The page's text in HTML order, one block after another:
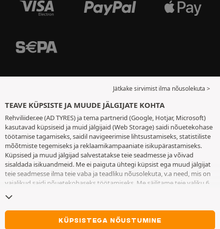
Jätkake sirvimist ilma nõusolekuta >
TEAVE KÜPSISTE JA MUUDE JÄLGIJATE KOHTA
Rehviliider.ee (AD TYRES) ja tema partnerid (Google, Hotjar, Microsoft)
kasutavad küpsiseid ja muid jälgijaid (Web Storage) saidi nõuetekohase
töötamise tagamiseks, saidil navigeerimise lihtsustamiseks, statistiliste
mõõtmiste tegemiseks ja reklaamikampaaniate isikupärastamiseks.
Küpsised ja muud jälgijad salvestatakse teie seadmesse ja võivad
sisaldada isikuandmeid. Me ei paiguta ühtegi küpsist ega muud jälgijat
teie seadmesse ilma teie vaba ja teadliku nõusolekuta, v.a need, mis on
vajalikud saidi nõuetekohaseks töötamiseks. Me säilitame teie valiku 6
muude jälgijate lehele
nõusolekut küpsiste ja muude jälgijate teie seadmesse paigutamiseks.
Keeldumine ei takista juurdepääsu teenustele AD TYRES. Lisateabe
KÜPSISTEGA NÕUSTUMINE